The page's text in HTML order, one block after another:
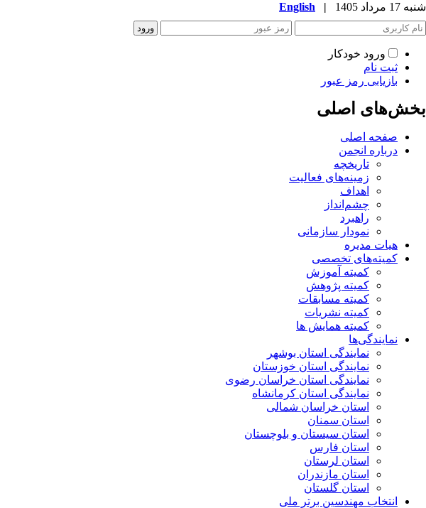
شنبه 17 مرداد 1405 |
English
ورود خودکار
ثبت نام
بازیابی رمز عبور
بخش‌های اصلی
صفحه اصلی
درباره انجمن
تاریخچه
زمینه‌های فعالیت
اهداف
چشم‌انداز
راهبرد
نمودار سازمانی
هیات مدیره
کمیته‌های تخصصی
کمیته آموزش
کمیته پژوهش
کمیته مسابقات
کمیته نشریات
کمیته همایش ها
نمایندگی‌ها
نمایندگی استان بوشهر
نمایندگی استان خوزستان
نمایندگی استان خراسان رضوی
نمایندگی استان کرمانشاه
استان خراسان شمالی
استان سمنان
استان سیستان و بلوچستان
استان فارس
استان لرستان
استان مازندران
استان گلستان
انتخاب مهندسین برتر ملی